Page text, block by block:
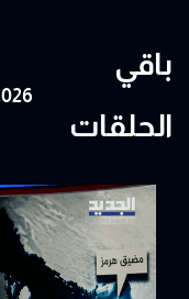
باقي
الحلقات